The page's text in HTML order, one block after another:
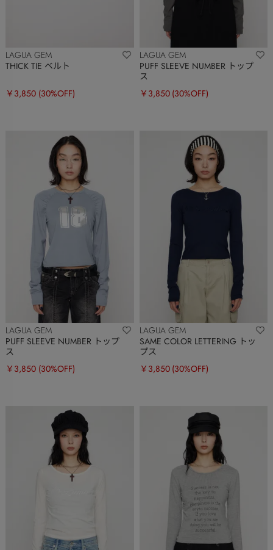
LAGUA GEM
THICK TIE ベルト
￥3,850 (30%OFF)
LAGUA GEM
PUFF SLEEVE NUMBER トップ
ス
￥3,850 (30%OFF)
LAGUA GEM
PUFF SLEEVE NUMBER トップ
ス
￥3,850 (30%OFF)
LAGUA GEM
SAME COLOR LETTERING トッ
プス
￥3,850 (30%OFF)